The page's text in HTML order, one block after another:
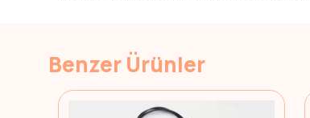
Benzer Ürünler